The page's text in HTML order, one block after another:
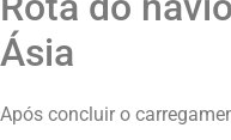
Ásia
Após concluir o